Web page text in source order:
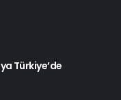
Ağustos 2010
yayınlandı.
Türkiye’de